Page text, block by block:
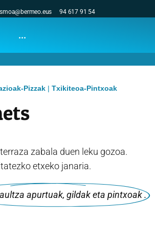
94 617 91 54
...
Pizzak | Txikiteoa-Pintxoak
zabala duen leku gozoa.
etxeko janaria.
apurtuak, gildak eta pintxoak .